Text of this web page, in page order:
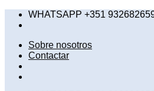
SaltarWHATSAPP +351
Sobre nosotros
Contactar